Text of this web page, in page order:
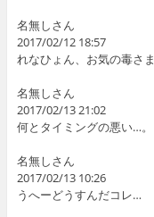
名無しさん
2017/02/12 18:57
れなひょん、お気の毒さま
名無しさん
2017/02/13 21:02
何とタイミングの悪い…。
名無しさん
2017/02/13 10:26
うへーどうすんだコレ…